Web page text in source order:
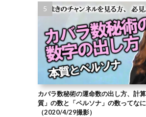
カバラ数秘術の運命数の出し方、計
質」の数と「ペルソナ」の数ってなに
（2020/4/29撮影）